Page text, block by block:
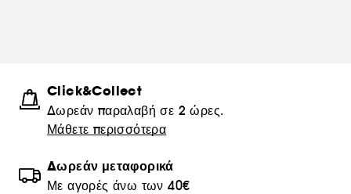
Click&Collect
Δωρεάν παραλαβή σε 2 ώρες.
Μάθετε περισσότερα
Δωρεάν μεταφορικά
Με αγορές άνω των 40€